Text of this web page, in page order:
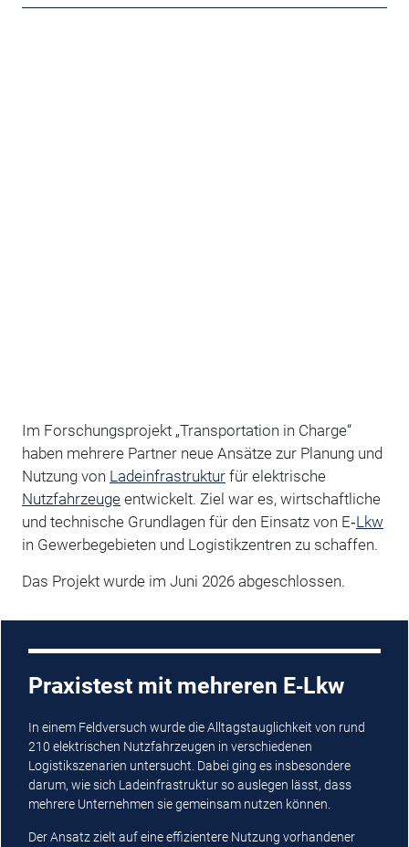
Im Forschungsprojekt „Transportation in Charge“
haben mehrere Partner neue Ansätze zur Planung und
Nutzung von Ladeinfrastrukturfür elektrische
Nutzfahrzeugeentwickelt. Ziel war es, wirtschaftliche
und technische Grundlagen für den Einsatz von E‑Lkw
in Gewerbegebieten und Logistikzentren zu schaffen.
Das Projekt wurde im Juni 2026 abgeschlossen.
Praxistest mit mehreren E‑Lkw
In einem Feldversuch wurde die Alltagstauglichkeit von rund
210 elektrischen Nutzfahrzeugen in verschiedenen
Logistikszenarien untersucht. Dabei ging es insbesondere
darum, wie sich Ladeinfrastruktur so auslegen lässt, dass
mehrere Unternehmen sie gemeinsam nutzen können.
Der Ansatz zielt auf eine effizientere Nutzung vorhandener